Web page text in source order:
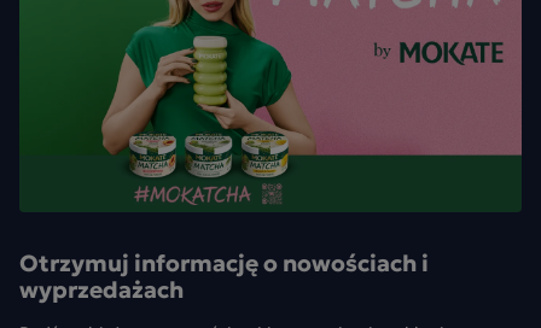
Otrzymuj informację o nowościach i
wyprzedażach